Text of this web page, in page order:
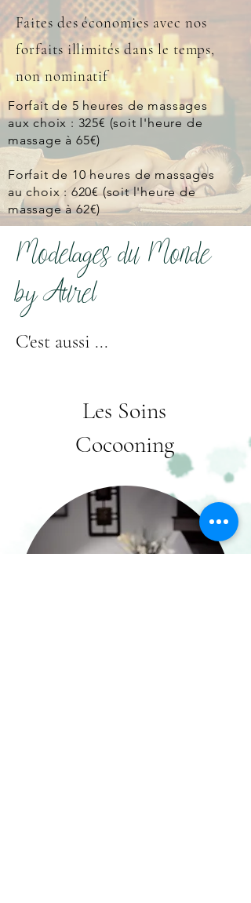
Faites des économies avec nos
forfaits illimités dans le temps,
non nominatif
Forfait de 5 heures de massages
aux choix : 325€ (soit l'heure de
massage à 65€)
Forfait de 10 heures de massages
au choix : 620€ (soit l'heure de
massage à 62€)
Modelages du Monde
by Aurel
C'est aussi ...
Les Soins
Cocooning